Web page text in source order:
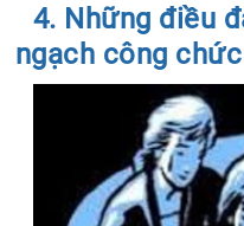
4. Những điều
ngạch công chức